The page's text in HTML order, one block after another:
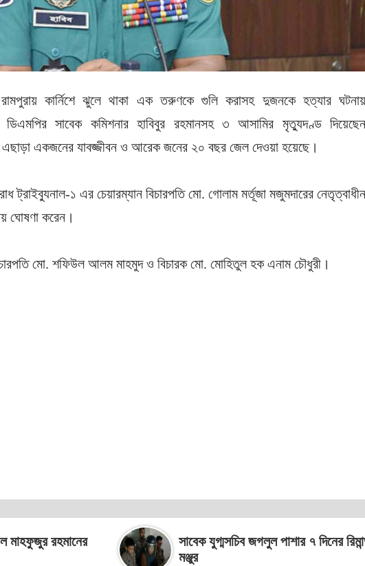
কার্নিশে ঝুলে থাকা এক তরুণকে গুলি করাসহ দুজনকে হত্যার ঘটনায়
ডিএমপির সাবেক কমিশনার হাবিবুর রহমানসহ ৩ আসামির মৃত্যুদণ্ড দিয়েছেন
একজনের যাবজ্জীবন ও আরেক জনের ২০ বছর জেল দেওয়া হয়েছে।
ট্রাইব্যুনাল-১ এর চেয়ারম্যান বিচারপতি মো. গোলাম মর্তূজা মজুমদারের নেতৃত্বাধীন
ঘোষণা করেন।
মো. শফিউল আলম মাহমুদ ও বিচারক মো. মোহিতুল হক এনাম চৌধুরী।
মাহফুজুর রহমানের
সাবেক যুগ্মসচিব জগলুল পাশার ৭ দিনের
মঞ্জুর